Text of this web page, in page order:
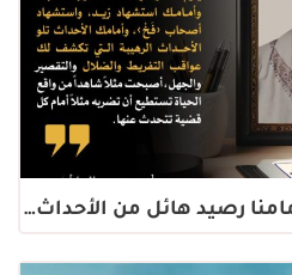
رصيد هائل من الأحداث…